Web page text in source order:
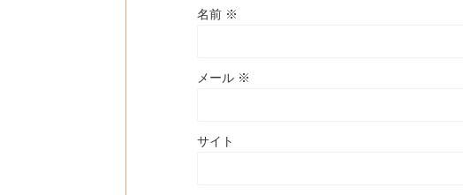
名前 ※
メール ※
サイト